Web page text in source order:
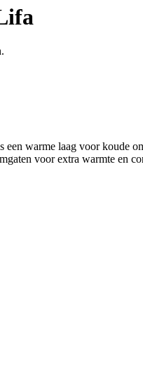
warme laag voor koude
voor extra warmte en